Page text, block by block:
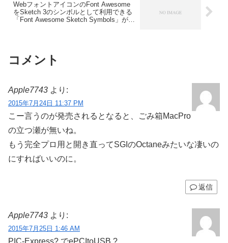
WebフォントアイコンのFont Awesome
をSketch 3のシンボルとして利用できる
「Font Awesome Sketch Symbols」がリ
コメント
Apple7743 より:
2015年7月24日 11:37 PM
こー言うのが発売されるとなると、ごみ箱MacPro
の立つ瀬が無いね。
もう完全プロ用と開き直ってSGIのOctaneみたいな凄いの
にすればいいのに。
返信
Apple7743 より:
2015年7月25日 1:46 AM
PIC-Express? でePCItoUSB ?